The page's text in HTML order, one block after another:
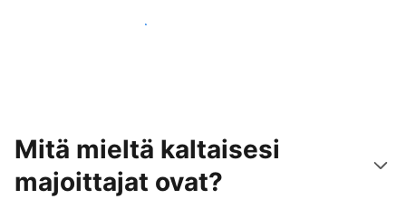
Tavoita uusia asiakkaita jo tänään
Mitä mieltä kaltaisesi
majoittajat ovat?